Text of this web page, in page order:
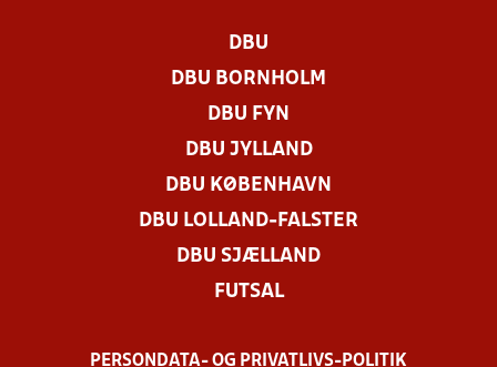
DBU
DBU BORNHOLM
DBU FYN
DBU JYLLAND
DBU KØBENHAVN
DBU LOLLAND-FALSTER
DBU SJÆLLAND
FUTSAL
PERSONDATA- OG PRIVATLIVS-POLITIK